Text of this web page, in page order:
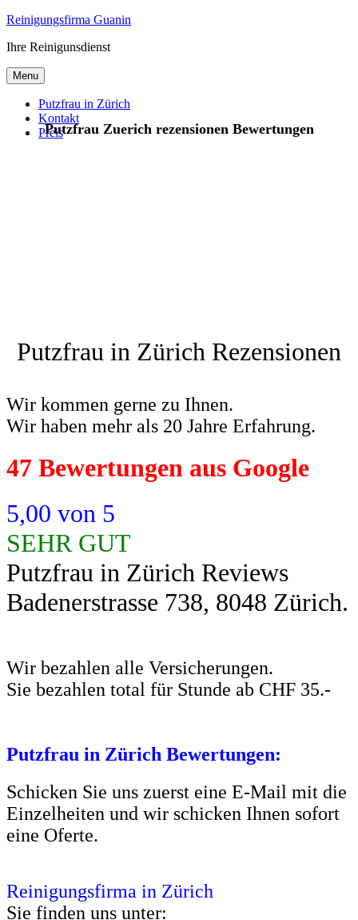
Skip
content
Reinigungsfirma Guanin
Ihre Reinigunsdienst
Menu
Putzfrau in Zürich
Kontakt
Preis
Putzfrau Zuerich rezensionen Bewertungen
Putzfrau in Zürich Rezensionen
Wir kommen gerne zu Ihnen.
Wir haben mehr als 20 Jahre Erfahrung.
47 Bewertungen aus Google
5,00 von 5
SEHR GUT
Putzfrau in Zürich Reviews
Badenerstrasse 738, 8048 Zürich.
Wir bezahlen alle Versicherungen.
Sie bezahlen total für Stunde ab CHF 35.-
Putzfrau in Zürich Bewertungen:
Schicken Sie uns zuerst eine E-Mail mit die
Einzelheiten und wir schicken Ihnen sofort
eine Oferte.
Reinigungsfirma in Zürich
Sie finden uns unter: